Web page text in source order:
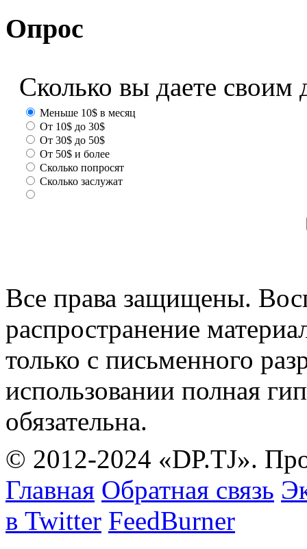
Опрос
Сколько вы даете своим
Меньше 10$ в месяц
От 10$ до 30$
От 30$ до 50$
От 50$ и более
Сколько попросят
Сколько заслужат
Все права защищены.
распространение
только с письменного
использовании полная
обязательна.
© 2012-2024 «DP.TJ».
Главная Обратная связь
в Twitter FeedBurner